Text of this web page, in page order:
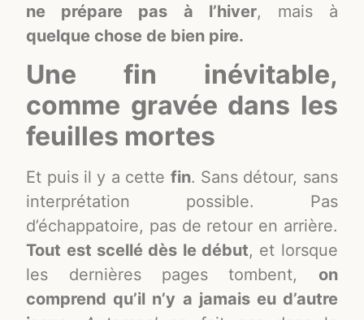
ne prépare pas à l’hiver, mais à
quelque chose de bien pire.
Une fin inévitable,
comme gravée dans les
feuilles mortes
Et puis il y a cette fin. Sans détour, sans
interprétation possible. Pas
d’échappatoire, pas de retour en arrière.
Tout est scellé dès le début, et lorsque
les dernières pages tombent, on
comprend qu’il n’y a jamais eu d’autre